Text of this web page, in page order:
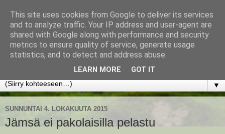
www.jyrkikokko.fi
Uusi Suunta - Jokainen hetki tarjoaa tilaisuuden muuttaa
▼
SUNNUNTAI 4. LOKAKUUTA 2015
Jämsä ei pakolaisilla pelastu
This site uses cookies from Google to deliver its services
and to analyze traffic. Your IP address and user-agent are
shared with Google along with performance and security
metrics to ensure quality of service, generate usage
statistics, and to detect and address abuse.
LEARN MORE GOT IT